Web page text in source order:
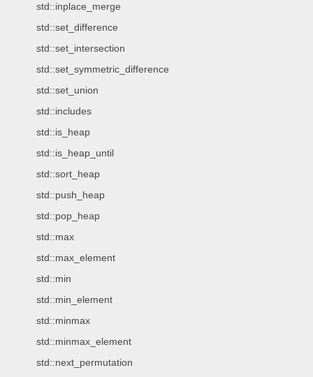
std::inplace_merge
std::set_difference
std::set_intersection
std::set_symmetric_difference
std::set_union
std::includes
std::is_heap
std::is_heap_until
std::sort_heap
std::push_heap
std::pop_heap
std::max
std::max_element
std::min
std::min_element
std::minmax
std::minmax_element
std::next_permutation